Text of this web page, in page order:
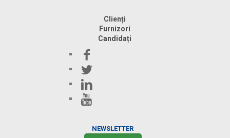
Clienți
Furnizori
Candidați
NEWSLETTER